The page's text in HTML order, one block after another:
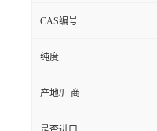
CAS编号
纯度
产地/厂商